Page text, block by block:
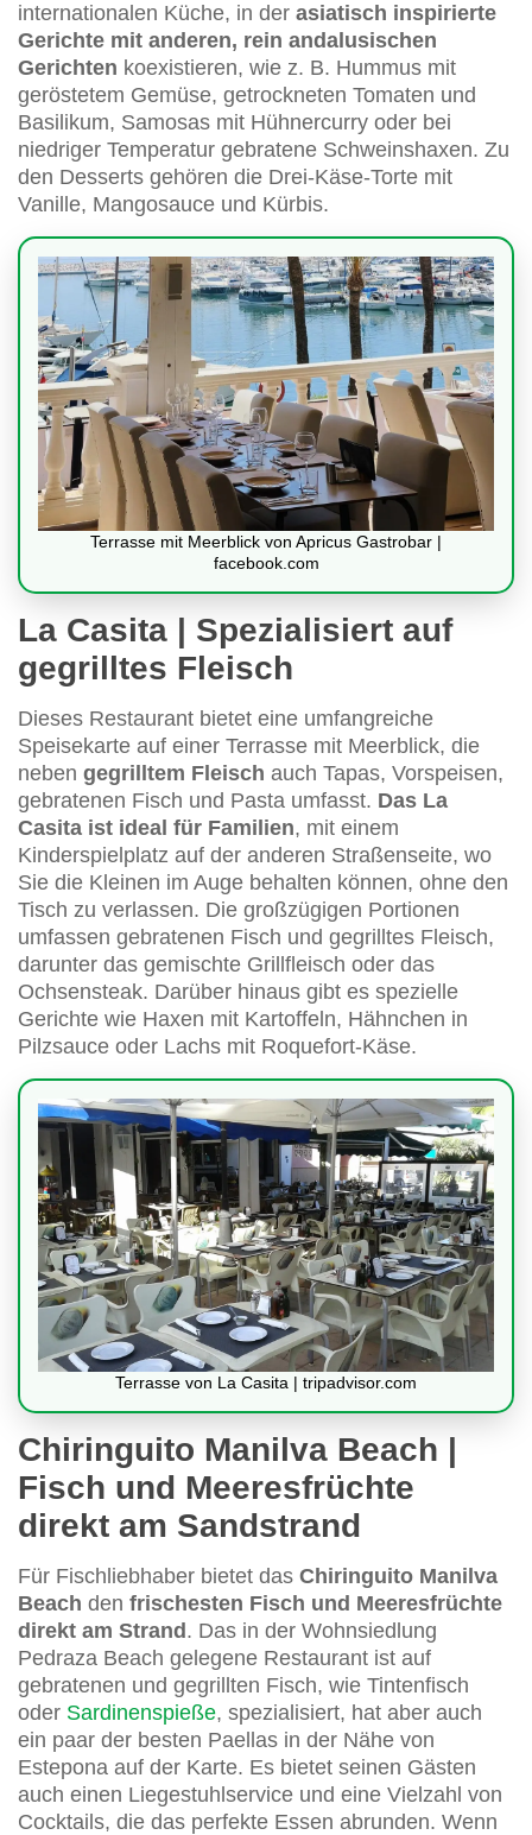
internationalen Küche, in der asiatisch inspirierte
Gerichte mit anderen, rein andalusischen
Gerichten koexistieren, wie z. B. Hummus mit
geröstetem Gemüse, getrockneten Tomaten und
Basilikum, Samosas mit Hühnercurry oder bei
niedriger Temperatur gebratene Schweinshaxen. Zu
den Desserts gehören die Drei-Käse-Torte mit
Vanille, Mangosauce und Kürbis.
Terrasse mit Meerblick von Apricus Gastrobar |
facebook.com
La Casita | Spezialisiert auf
gegrilltes Fleisch
Dieses Restaurant bietet eine umfangreiche
Speisekarte auf einer Terrasse mit Meerblick, die
neben gegrilltem Fleisch auch Tapas, Vorspeisen,
gebratenen Fisch und Pasta umfasst. Das La
Casita ist ideal für Familien, mit einem
Kinderspielplatz auf der anderen Straßenseite, wo
Sie die Kleinen im Auge behalten können, ohne den
Tisch zu verlassen. Die großzügigen Portionen
umfassen gebratenen Fisch und gegrilltes Fleisch,
darunter das gemischte Grillfleisch oder das
Ochsensteak. Darüber hinaus gibt es spezielle
Gerichte wie Haxen mit Kartoffeln, Hähnchen in
Pilzsauce oder Lachs mit Roquefort-Käse.
Terrasse von La Casita | tripadvisor.com
Chiringuito Manilva Beach |
Fisch und Meeresfrüchte
direkt am Sandstrand
Für Fischliebhaber bietet das Chiringuito Manilva
Beach den frischesten Fisch und Meeresfrüchte
direkt am Strand. Das in der Wohnsiedlung
Pedraza Beach gelegene Restaurant ist auf
gebratenen und gegrillten Fisch, wie Tintenfisch
oder Sardinenspieße, spezialisiert, hat aber auch
ein paar der besten Paellas in der Nähe von
Estepona auf der Karte. Es bietet seinen Gästen
auch einen Liegestuhlservice und eine Vielzahl von
Cocktails, die das perfekte Essen abrunden. Wenn